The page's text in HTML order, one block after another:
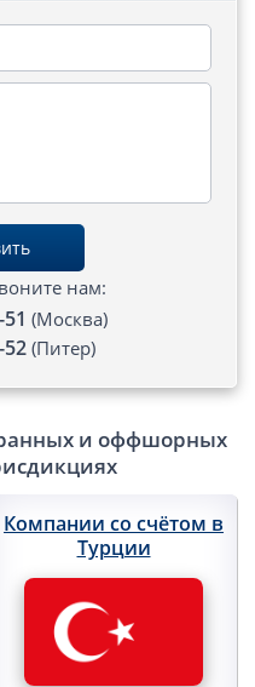
компаний
и в Европе
нам:
(Москва)
52 (Питер)
и оффшорных
Компании со счётом в
Турции